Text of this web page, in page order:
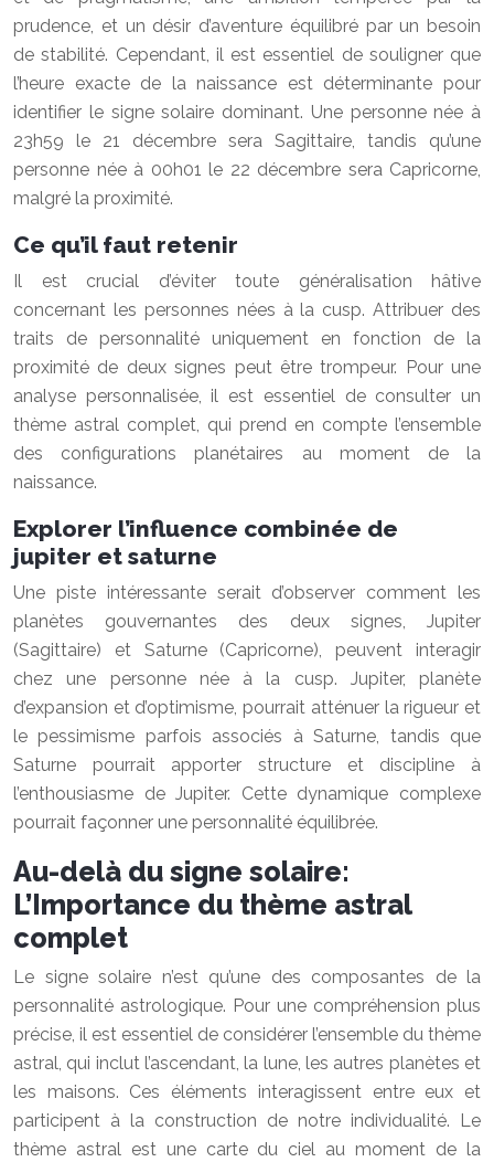
prudence, et un désir d’aventure équilibré par un besoin
de stabilité. Cependant, il est essentiel de souligner que
l’heure exacte de la naissance est déterminante pour
identifier le signe solaire dominant. Une personne née à
23h59 le 21 décembre sera Sagittaire, tandis qu’une
personne née à 00h01 le 22 décembre sera Capricorne,
malgré la proximité.
Ce qu’il faut retenir
Il est crucial d’éviter toute généralisation hâtive
concernant les personnes nées à la cusp. Attribuer des
traits de personnalité uniquement en fonction de la
proximité de deux signes peut être trompeur. Pour une
analyse personnalisée, il est essentiel de consulter un
thème astral complet, qui prend en compte l’ensemble
des configurations planétaires au moment de la
naissance.
Explorer l’influence combinée de
jupiter et saturne
Une piste intéressante serait d’observer comment les
planètes gouvernantes des deux signes, Jupiter
(Sagittaire) et Saturne (Capricorne), peuvent interagir
chez une personne née à la cusp. Jupiter, planète
d’expansion et d’optimisme, pourrait atténuer la rigueur et
le pessimisme parfois associés à Saturne, tandis que
Saturne pourrait apporter structure et discipline à
l’enthousiasme de Jupiter. Cette dynamique complexe
pourrait façonner une personnalité équilibrée.
Au-delà du signe solaire:
L’Importance du thème astral
complet
Le signe solaire n’est qu’une des composantes de la
personnalité astrologique. Pour une compréhension plus
précise, il est essentiel de considérer l’ensemble du thème
astral, qui inclut l’ascendant, la lune, les autres planètes et
les maisons. Ces éléments interagissent entre eux et
participent à la construction de notre individualité. Le
thème astral est une carte du ciel au moment de la